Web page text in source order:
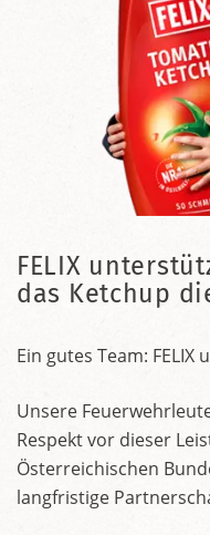
FELIX
das Ketchup
Ein gutes Team: FELIX
Unsere
Respekt vor dieser
Österreichischen
langfristige